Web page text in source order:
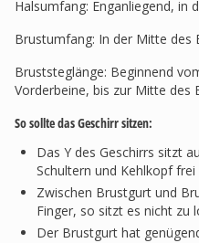
Halsumfang: Enganliegend, in
Brustumfang: In der Mitte des
Bruststeglänge: Beginnend
Vorderbeine, bis zur Mitte des
So sollte das Geschirr sitzen:
Das Y des Geschirrs sitzt
Schultern und Kehlkopf frei
Zwischen Brustgurt und
Finger, so sitzt es nicht zu
Der Brustgurt hat